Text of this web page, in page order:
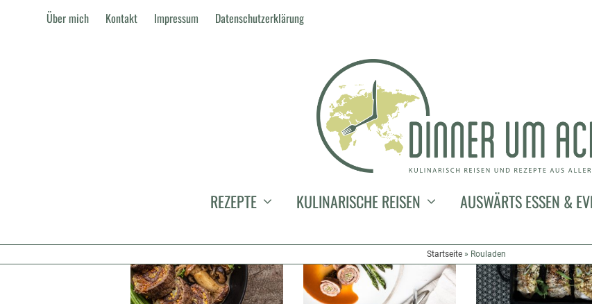
Über mich Kontakt Impressum Datenschutzerklärung
REZEPTE KULINARISCHE REISEN AUSWÄRTS ESSEN &
Startseite » Rouladen